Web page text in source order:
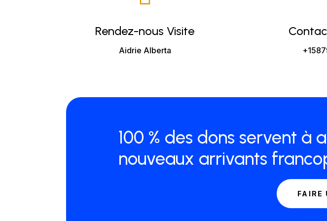
Rendez-nous Visite
Aidrie Alberta
100 % des dons servent à
nouveaux arrivants
FAIRE